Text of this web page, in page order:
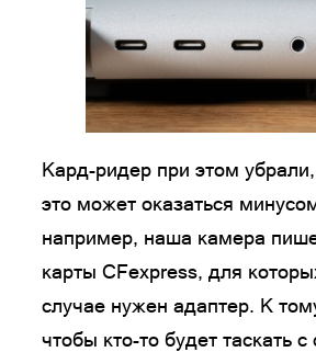
Кард-ридер при этом
это может оказаться
например, наша камера
карты CFexpress, для
случае нужен адаптер. К
чтобы кто-то будет таскать с